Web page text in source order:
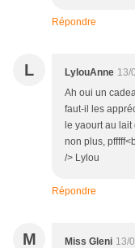
Répondre
L LylouAnne 13/
Ah oui un
faut-il les
le yaourt au
non plus,
/> Lylou
Répondre
M Miss Gleni 13/